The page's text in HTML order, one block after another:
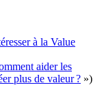
à la Value
aider les
plus de valeur ? »)